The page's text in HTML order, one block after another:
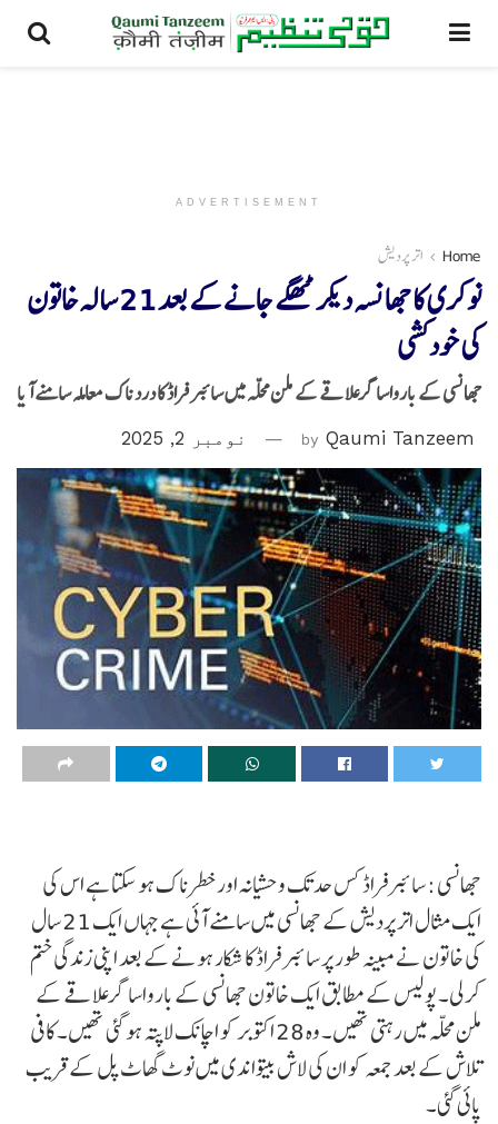
ADVERTISEMENT
Home اتر پردیش
نوکری کا جھانسہ دیکر ٹھگے جانے کے بعد 21 سالہ خاتون
کی خود کشی
جھانسی کے بارواساگرعلاقے کے ملن محلہ میں سائبر فراڈ کا دردناک معاملہ سامنے آیا
by Qaumi Tanzeem نومبر 2, 2025
جھانسی : سائبرفراڈ کس حد تک وحشیانہ اور خطرناک ہو سکتا ہے اس کی
ایک مثال اتر پردیش کے جھانسی میں سامنے آئی ہے جہاں ایک 21 سال
کی خاتون نے مبینہ طور پر سائبر فراڈ کا شکار ہونے کے بعد اپنی زندگی ختم
کرلی۔ پولیس کے مطابق ایک خاتون جھانسی کے بارواساگرعلاقے کے
ملن محلہ میں رہتی تھیں۔ وہ 28 اکتوبر کو اچانک لاپتہ ہو گئی تھیں۔ کافی
تلاش کے بعد جمعہ کو ان کی لاش بیتوا ندی میں نوٹ گھاٹ پل کے قریب
پائی گئی۔